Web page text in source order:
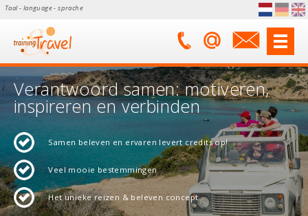
Taal - language - sprache
Verantwoord samen: motiveren,
inspireren en verbinden
Samen beleven en ervaren levert credits op!
Veel mooie bestemmingen
Het unieke reizen & beleven concept.